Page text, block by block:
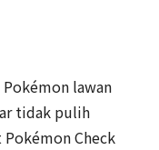
lawan
tidak pulih
Check